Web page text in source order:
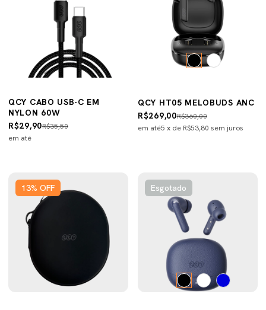
QCY CABO USB-C EM
NYLON 60W
R$35,50
R$29,90
em até
QCY HT05 MELOBUDS ANC
R$360,00
R$269,00
em até5 x de R$53,80 sem juros
13% OFF Esgotado